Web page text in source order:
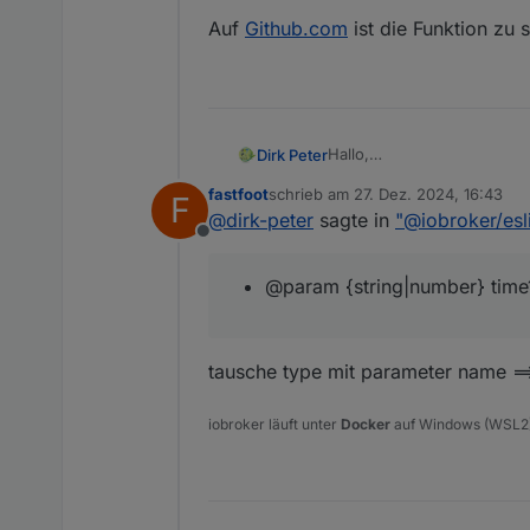
Auf Github.com ist die Funktion zu
Dirk PeterHallo,
Hierzu habe ich@ iobroker
Jetzt will ich Funktionen im
/home/dirk/
/**
* Kann mir bitte jemand
F
Offline
fastfootschrieb am 27. Dez. 2024, 16:43
zuletzt editiert von
@dirk-peter sagte in "@iobroker/
@param {string|number}
tausche type mit parameter name
iobroker läuft unter Docker auf Windows